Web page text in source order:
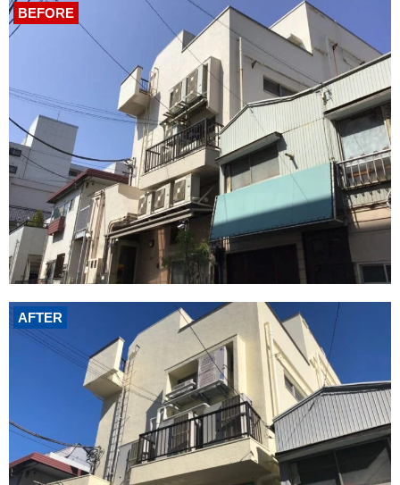
AFTER
BEFORE